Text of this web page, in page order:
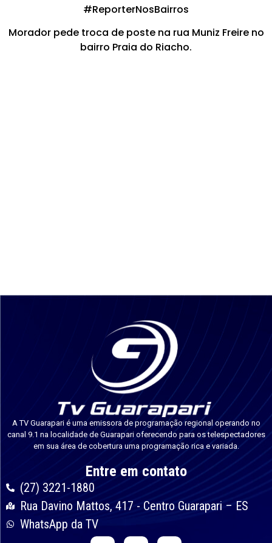
#ReporterNosBairros
Morador pede troca de poste na rua Muniz Freire no
bairro Praia do Riacho.
A TV Guarapari é uma emissora de programação regional operando no
canal 9.1 na localidade de Guarapari oferecendo para os telespectadores
em sua área de cobertura uma programação rica e variada.
Entre em contato
(27) 3221-1880
Rua Davino Mattos, 417 - Centro Guarapari – ES
WhatsApp da TV